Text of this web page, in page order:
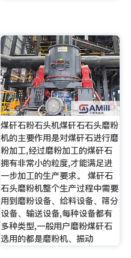
煤矸石粉石头机煤矸石石头磨粉
机的主要作用是对煤矸石进行磨
粉加工,经过磨粉加工的煤矸石
拥有非常小的粒度,才能满足进
一步加工的生产要求。 煤矸石
石头磨粉机整个生产过程中需要
用到磨粉设备、给料设备、筛分
设备、输送设备,每种设备都有
多种类型,一般用户磨粉煤矸石
选用的都是磨粉机、振动